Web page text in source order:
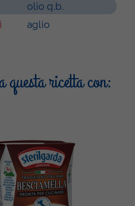
olio q.b.
aglio
questa ricetta con: